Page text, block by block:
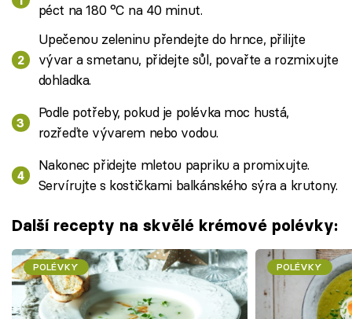
péct na 180 °C na 40 minut.
Upečenou zeleninu přendejte do hrnce, přilijte
vývar a smetanu, přidejte sůl, povařte a rozmixujte
dohladka.
Podle potřeby, pokud je polévka moc hustá,
rozřeďte vývarem nebo vodou.
Nakonec přidejte mletou papriku a promixujte.
Servírujte s kostičkami balkánského sýra a krutony.
Další recepty na skvělé krémové polévky:
POLÉVKY POLÉVKY